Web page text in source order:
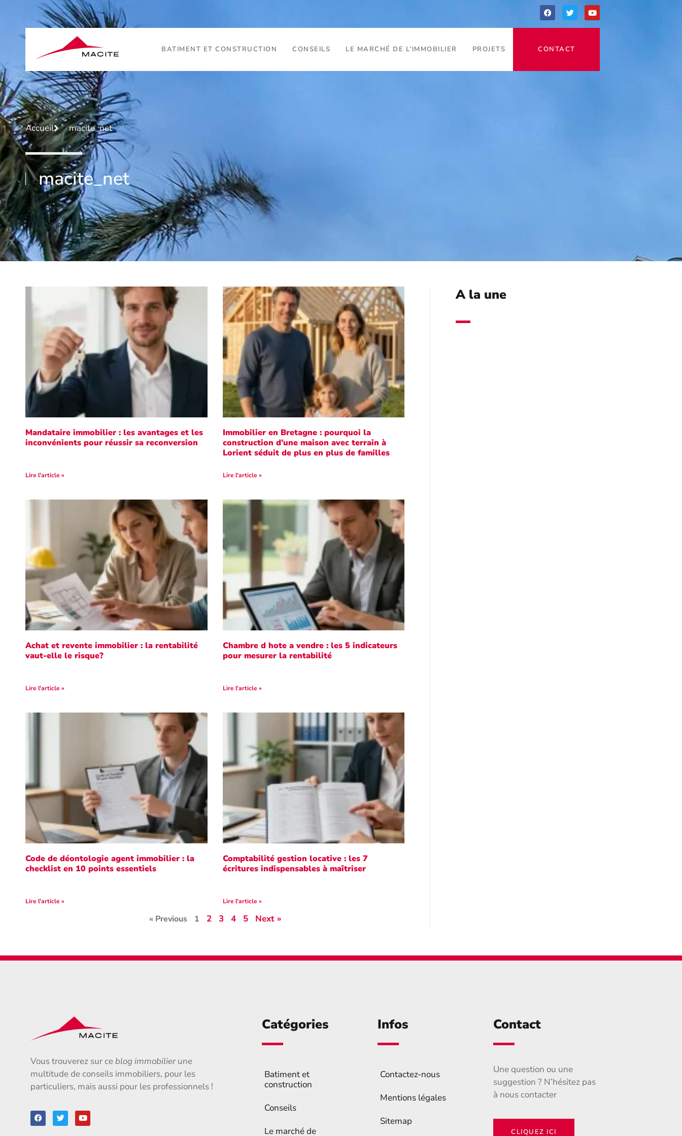
BATIMENT ET CONSTRUCTION CONSEILS LE MARCHÉ DE L’IMMOBILIER PROJETS CONTACT
Accueil macite_net
macite_net
Mandataire immobilier : les avantages et les
inconvénients pour réussir sa reconversion
Lire l'article »
Immobilier en Bretagne : pourquoi la
construction d’une maison avec terrain à
Lorient séduit de plus en plus de familles
Lire l'article »
Achat et revente immobilier : la rentabilité
vaut-elle le risque?
Lire l'article »
Chambre d hote a vendre : les 5 indicateurs
pour mesurer la rentabilité
Lire l'article »
Code de déontologie agent immobilier : la
checklist en 10 points essentiels
Lire l'article »
Comptabilité gestion locative : les 7
écritures indispensables à maîtriser
Lire l'article »
« Previous 1 2 3 4 5 Next »
A la une
Vous trouverez sur ceblog immobilierune
multitude de conseils immobiliers, pour les
particuliers, mais aussi pour les professionnels !
Catégories
Batiment et
construction
Conseils
Le marché de
Infos
Contactez-nous
Mentions légales
Sitemap
Contact
Une question ou une
suggestion ? N’hésitez pas
à nous contacter
CLIQUEZ ICI